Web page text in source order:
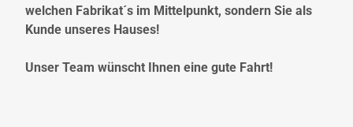
welchen Fabrikat´s im Mittelpunkt, sondern Sie als
Kunde unseres Hauses!
Unser Team wünscht Ihnen eine gute Fahrt!